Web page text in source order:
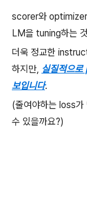
scorer와 optimizer
LM을 tuning하는
더욱 정교한
하지만, 실질적으
보입니다.
(줄여야하는 loss가
수 있을까요?)